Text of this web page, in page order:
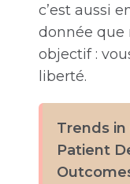
c’est aussi
donnée que
objectif :
liberté.
Trends
Patient